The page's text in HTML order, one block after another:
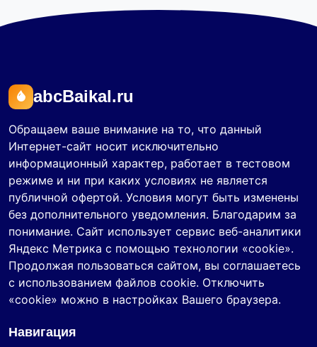
abcBaikal.ru
Обращаем ваше внимание на то, что данный
Интернет-сайт носит исключительно
информационный характер, работает в тестовом
режиме и ни при каких условиях не является
публичной офертой. Условия могут быть изменены
без дополнительного уведомления. Благодарим за
понимание. Сайт использует сервис веб-аналитики
Яндекс Метрика с помощью технологии «cookie».
Продолжая пользоваться сайтом, вы соглашаетесь
с использованием файлов cookie. Отключить
«cookie» можно в настройках Вашего браузера.
Навигация